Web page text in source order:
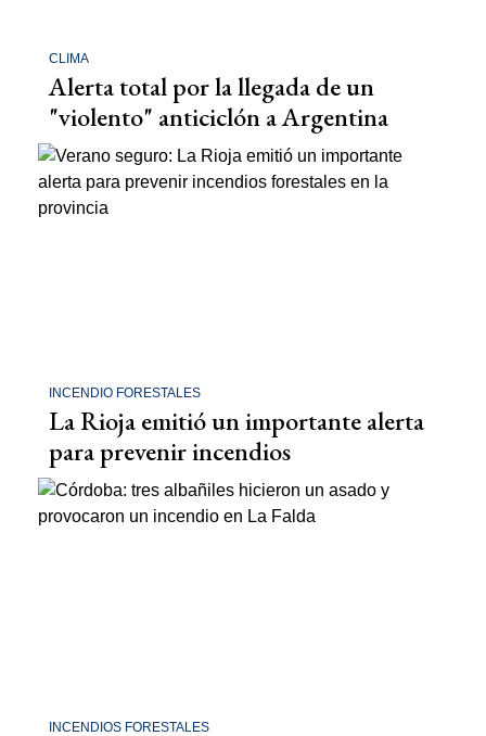
CLIMA
Alerta total por la llegada de un
"violento" anticiclón a Argentina
INCENDIO FORESTALES
La Rioja emitió un importante alerta
para prevenir incendios
INCENDIOS FORESTALES